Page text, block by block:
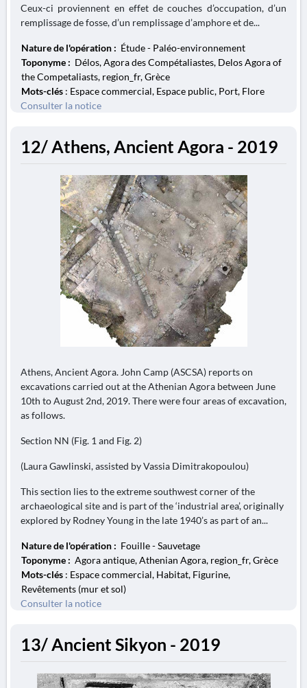
Ceux-ci proviennent en effet de couches d’occupation, d’un
remplissage de fosse, d’un remplissage d’amphore et de...
Nature de l'opération : Étude - Paléo-environnement
Toponyme : Délos, Agora des Compétaliastes, Delos Agora of
the Competaliasts, region_fr, Grèce
Mots-clés : Espace commercial, Espace public, Port, Flore
Consulter la notice
12/ Athens, Ancient Agora - 2019
Athens, Ancient Agora. John Camp (ASCSA) reports on
excavations carried out at the Athenian Agora between June
10th to August 2nd, 2019. There were four areas of excavation,
as follows.
Section NN (Fig. 1 and Fig. 2)
(Laura Gawlinski, assisted by Vassia Dimitrakopoulou)
This section lies to the extreme southwest corner of the
archaeological site and is part of the ‘industrial area’, originally
explored by Rodney Young in the late 1940’s as part of an...
Nature de l'opération : Fouille - Sauvetage
Toponyme : Agora antique, Athenian Agora, region_fr, Grèce
Mots-clés : Espace commercial, Habitat, Figurine,
Revêtements (mur et sol)
Consulter la notice
13/ Ancient Sikyon - 2019